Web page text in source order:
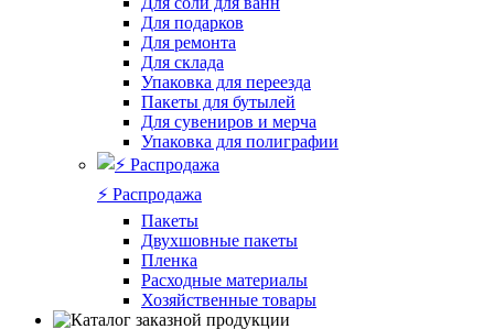
Для подарков
Для ремонта
Для склада
Упаковка для переезда
Пакеты для бутылей
Для сувениров и мерча
Упаковка для полиграфии
⚡️ Распродажа
Пакеты
Двухшовные пакеты
Пленка
Расходные материалы
Хозяйственные товары